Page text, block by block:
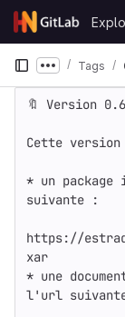
Skip to content
GitLab
Show more
Tags
🔖 Version 0.6
Cette
* un
suivante :
https://
xar
* une
l'url